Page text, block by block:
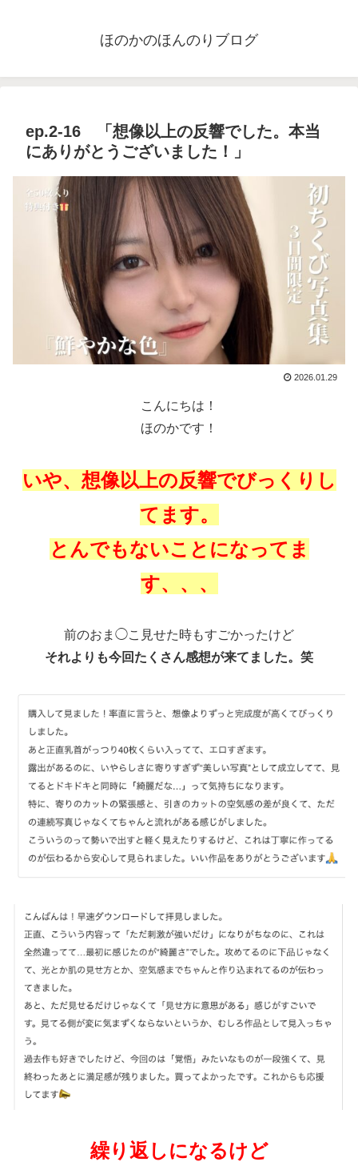
ほのかのほんのりブログ
ep.2-16 「想像以上の反響でした。本当
にありがとうございました！」
2026.01.29
こんにちは！
ほのかです！
いや、想像以上の反響でびっくりし
てます。
とんでもないことになってま
す、、、
前のおま◯こ見せた時もすごかったけど
それよりも今回たくさん感想が来てました。笑
繰り返しになるけど